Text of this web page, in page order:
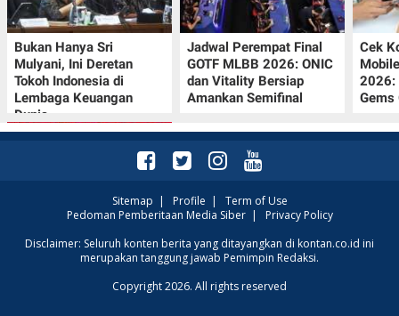
Bukan Hanya Sri
Mulyani, Ini Deretan
Tokoh Indonesia di
Lembaga Keuangan
Dunia
Jadwal Perempat Final
GOTF MLBB 2026: ONIC
dan Vitality Bersiap
Amankan Semifinal
Cek
2026:
Gems
Promo JSM Superindo
7–9 Agustus 2026,
Rp37.900 hingga Buah
Sitemap Profile
Term of Use
Pedoman Pemberitaan Media Siber| Privacy Policy
Disclaimer: Seluruh konten berita yang ditayangkan di kontan.co.id ini
merupakan tanggung jawab Pemimpin Redaksi.
Copyright 2026. All rights reserved